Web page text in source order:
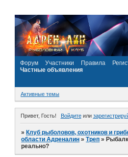
Форум Участники Правила
Частные объявления
Активные темы
Привет, Гость! Войдитеили
»Клуб рыболовов, охотников и
области Адреналин »Треп »
реально?